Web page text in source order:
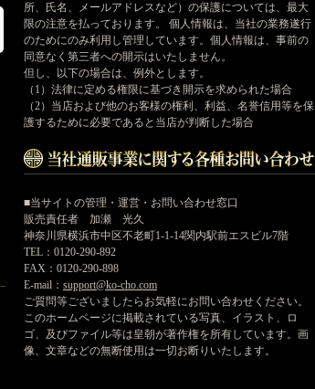
所、氏名、メールアドレスなど）の保護については、最大
限の注意を払っております。 個人情報は、当社の業務遂行
のためにのみ利用し管理しています。個人情報は、事前の
同意なく第三者への開示はいたしません。
但し、以下の場合は、例外とします。
（1）法律に定める権限に基づき開示を求められた場合
（2）当店および他のお客様の権利、利益、名誉信用等を保
護するために必要であると当店が判断した場合
■当サイトの管理・運営・お問い合わせ窓口
販売責任者 加瀬 光久
神奈川県横浜市中区不老町1-1-14関内駅前エスビル7階
TEL：0120-290-892
FAX：0120-290-898
E-mail： support@ko-cho.com
ご質問等ございましたらお気軽にお問い合わせください。
このホームページに掲載されている写真、イラスト、ロ
ゴ、及びファイル等は皇朝が著作権を所有しています。画
像、文章などの無断使用は一切お断りいたします。